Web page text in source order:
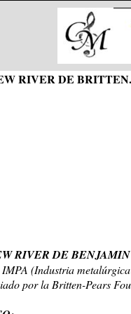
RIVER DE
RIVER DE
(Industria
por la Britten-Pears